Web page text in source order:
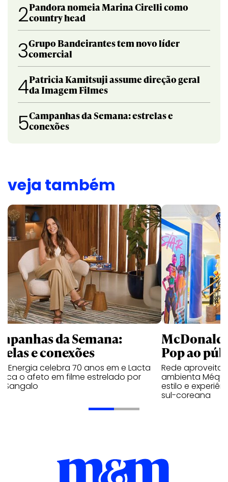
2Pandora nomeia Marina Cirelli como
country head
3Grupo Bandeirantes tem novo líder
comercial
4Patricia Kamitsuji assume direção geral
da Imagem Filmes
5Campanhas da Semana: estrelas e
conexões
veja também
da Semana:
e conexões
Energia celebra 70 anos em e Lacta
o afeto em filme estrelado por
Sangalo
Pop ao
Rede aproveita
ambienta Méqui
estilo e
sul-coreana